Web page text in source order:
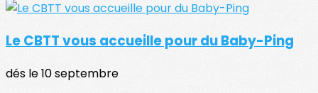
Le CBTT vous accueille pour du Baby-Ping
dés le 10 septembre